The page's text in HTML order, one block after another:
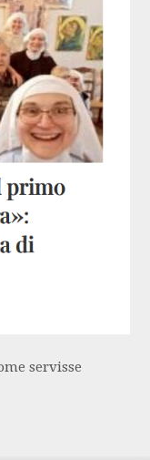
servisse